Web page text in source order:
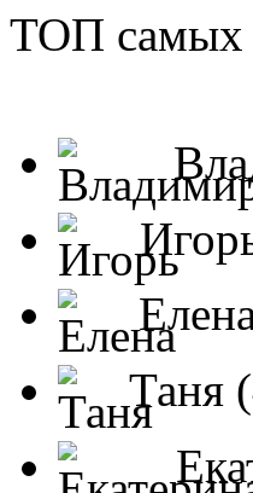
ТОП самых
Таня